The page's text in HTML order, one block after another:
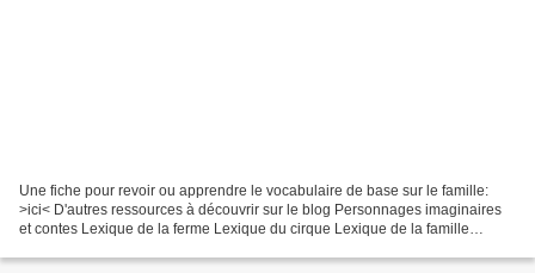
Une fiche pour revoir ou apprendre le vocabulaire de base sur le famille:
>ici< D'autres ressources à découvrir sur le blog Personnages imaginaires
et contes Lexique de la ferme Lexique du cirque Lexique de la famille